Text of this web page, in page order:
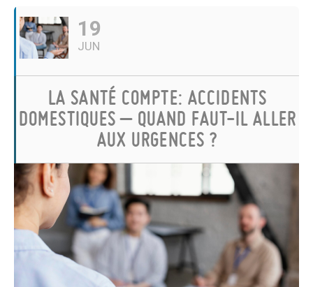
19
JUN
LA SANTÉ COMPTE: ACCIDENTS
DOMESTIQUES – QUAND FAUT-IL ALLER
AUX URGENCES ?